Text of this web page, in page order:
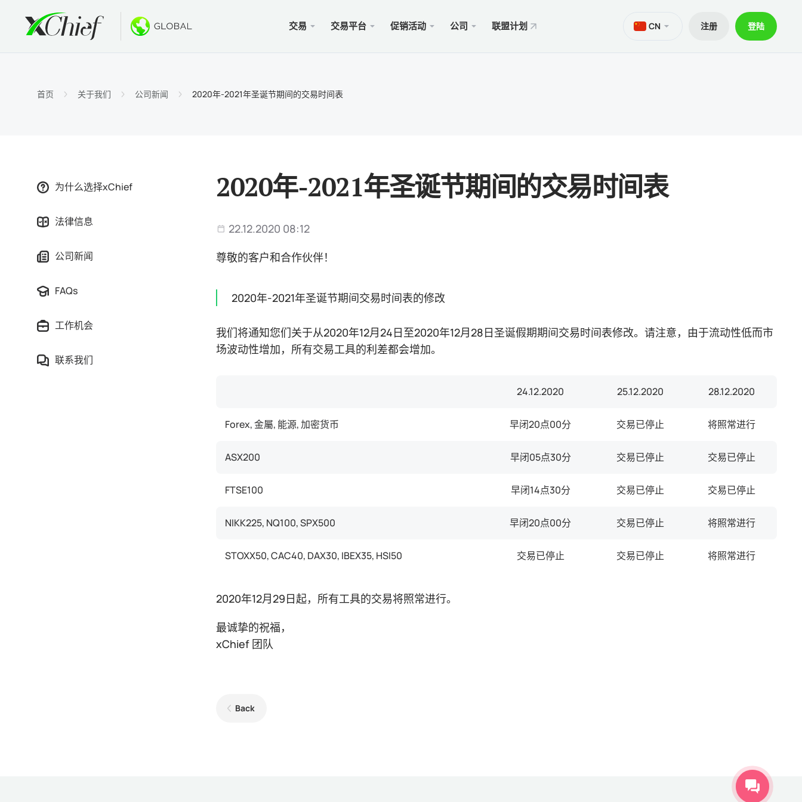
交易
账户类型
保证金要求
入金和出金
交易平台
MetaTrader 5
MetaTrader 4
MetaTrader 4网络终端
适用于MacOS的MetaTrader 4
适用于iOS的MetaTrader 4
xChief移动应用程序
促销活动
无存款奖金100美元
GOLD WHALE大赛5000美元
公司
为什么选择xChief
联盟计划 CN 注册 登陆
首页 关于我们 公司新闻 2020年-2021年圣诞节期间的交易时间表
为什么选择xChief
法律信息
公司新闻
FAQs
工作机会
联系我们
2020年-2021年圣诞节期间的交易时间表
22.12.2020 08:12
尊敬的客户和合作伙伴！
2020年-2021年圣诞节期间交易时间表的修改
我们将通知您们关于从2020年12月24日至2020年12月28日圣诞假期期间交易时间表修改。请注意，由于流动性低而市
场波动性增加，所有交易工具的利差都会增加。
24.12.2020 25.12.2020 28.12.2020
Forex, 金屬, 能源, 加密货币 早闭20点00分 交易已停止 将照常进行
ASX200 早闭05点30分 交易已停止 交易已停止
FTSE100 早闭14点30分 交易已停止 交易已停止
NIKK225, NQ100, SPX500 早闭20点00分 交易已停止 将照常进行
STOXX50, CAC40, DAX30, IBEX35, HSI50 交易已停止 交易已停止 将照常进行
2020年12月29日起，所有工具的交易将照常进行。
最诚挚的祝福，
xChief 团队
Back